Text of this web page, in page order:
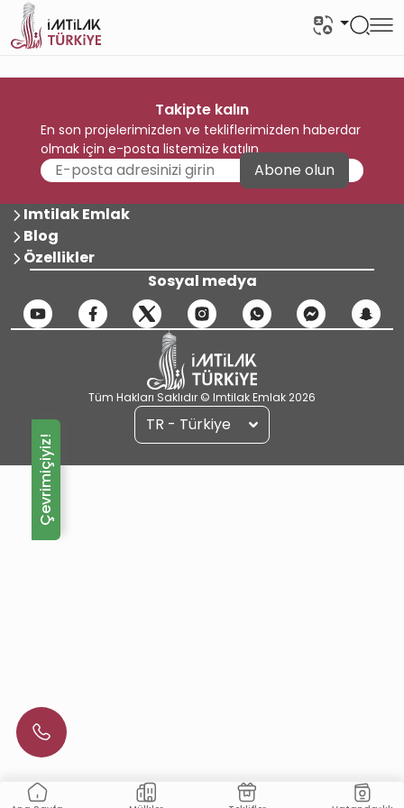
Takipte kalın
En son projelerimizden ve tekliflerimizden haberdar
olmak için e-posta listemize katılın
Abone olun
Imtilak Emlak
Blog
Özellikler
Sosyal medya
Tüm Hakları Saklıdır © Imtilak Emlak 2026
TR - Türkiye
Çevrimiçiyiz!